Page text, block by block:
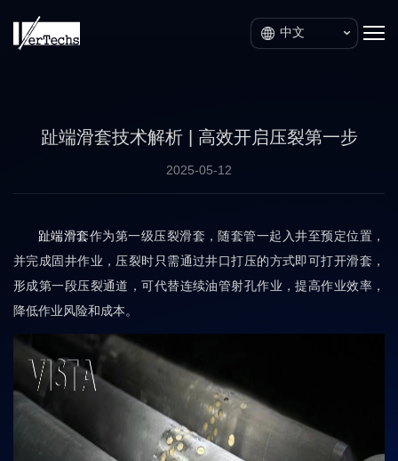
中文
趾端滑套技术解析 | 高效开启压裂第一步
2025-05-12
趾端滑套作为第一级压裂滑套，随套管一起入井至预定位置，
并完成固井作业，压裂时只需通过井口打压的方式即可打开滑套，
形成第一段压裂通道，可代替连续油管射孔作业，提高作业效率，
降低作业风险和成本。